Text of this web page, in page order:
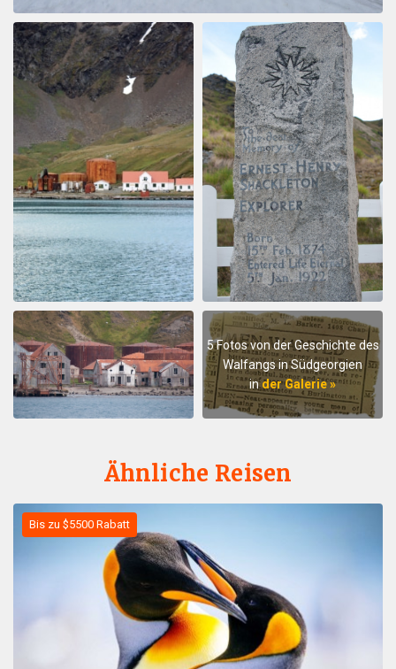
5 Fotos von der Geschichte des
Walfangs in Südgeorgien
inder Galerie »
Ähnliche Reisen
Bis zu $5500 Rabatt